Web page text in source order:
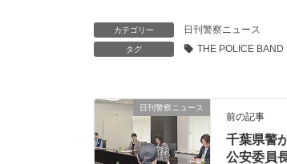
カテゴリー 日刊警察ニュース
タグ THE POLICE BAND
日刊警察ニュース
前の記事
千葉県警
公安委員